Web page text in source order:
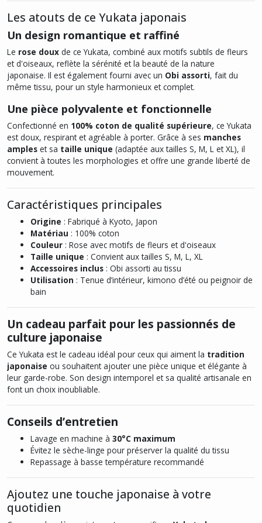
Les atouts de ce Yukata japonais
Un design romantique et raffiné
Le rose doux de ce Yukata, combiné aux motifs subtils de fleurs
et d'oiseaux, reflète la sérénité et la beauté de la nature
japonaise. Il est également fourni avec un Obi assorti, fait du
même tissu, pour un style harmonieux et complet.
Une pièce polyvalente et fonctionnelle
Confectionné en 100% coton de qualité supérieure, ce Yukata
est doux, respirant et agréable à porter. Grâce à ses manches
amples et sa taille unique (adaptée aux tailles S, M, L et XL), il
convient à toutes les morphologies et offre une grande liberté de
mouvement.
Caractéristiques principales
Origine : Fabriqué à Kyoto, Japon
Matériau : 100% coton
Couleur : Rose avec motifs de fleurs et d'oiseaux
Taille unique : Convient aux tailles S, M, L, XL
Accessoires inclus : Obi assorti au tissu
Utilisation : Tenue d’intérieur, kimono d’été ou peignoir de
bain
Un cadeau parfait pour les passionnés de
culture japonaise
Ce Yukata est le cadeau idéal pour ceux qui aiment la tradition
japonaise ou souhaitent ajouter une pièce unique et élégante à
leur garde-robe. Son design intemporel et sa qualité artisanale en
font un choix inoubliable.
Conseils d’entretien
Lavage en machine à 30°C maximum
Évitez le sèche-linge pour préserver la qualité du tissu
Repassage à basse température recommandé
Ajoutez une touche japonaise à votre
quotidien